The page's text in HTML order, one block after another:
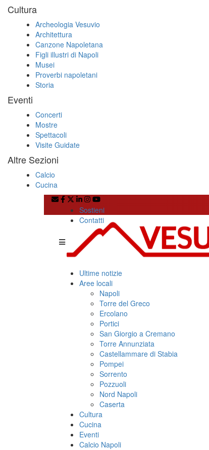
Cultura
Archeologia Vesuvio
Architettura
Canzone Napoletana
Figli illustri di Napoli
Musei
Proverbi napoletani
Storia
Eventi
Concerti
Mostre
Spettacoli
Visite Guidate
Altre Sezioni
Calcio
Cucina
Sostieni
Contatti
Ultime notizie
Aree locali
Napoli
Torre del Greco
Ercolano
Portici
San Giorgio a Cremano
Torre Annunziata
Castellammare di Stabia
Pompei
Sorrento
Pozzuoli
Nord Napoli
Caserta
Cultura
Cucina
Eventi
Calcio Napoli